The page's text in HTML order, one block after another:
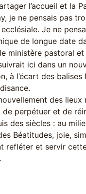
l’accueil et la
je ne pensais pas
Je ne
de longue date
ministère pastoral
ici dans un
à l’écart des balises
des lieux
de perpétuer et de
des siècles : au
Béatitudes, joie,
refléter et servir